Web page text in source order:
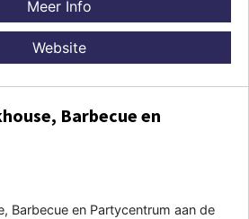
Meer Info
Website
Barbecue en
Barbecue en Partycentrum aan de